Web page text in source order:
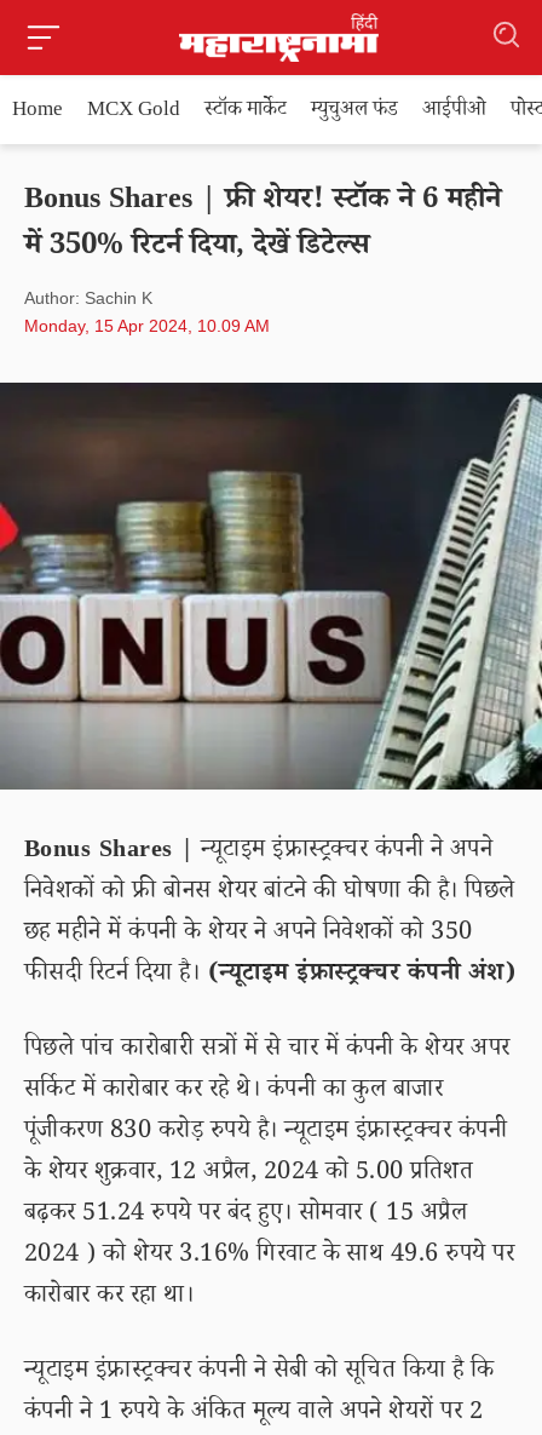
Home MCX Gold स्टॉक मार्केट म्युचुअल फंड आईपीओ
Bonus Shares | फ्री शेयर! स्टॉक ने 6 महीने
में 350% रिटर्न दिया, देखें डिटेल्स
Author: Sachin K
Monday, 15 Apr 2024, 10.09 AM
Bonus Shares | न्यूटाइम इंफ्रास्ट्रक्चर कंपनी ने अपने
निवेशकों को फ्री बोनस शेयर बांटने की घोषणा की है। पिछले
छह महीने में कंपनी के शेयर ने अपने निवेशकों को 350
फीसदी रिटर्न दिया है। (न्यूटाइम इंफ्रास्ट्रक्चर कंपनी अंश)
पिछले पांच कारोबारी सत्रों में से चार में कंपनी के शेयर अपर
सर्किट में कारोबार कर रहे थे। कंपनी का कुल बाजार
पूंजीकरण 830 करोड़ रुपये है। न्यूटाइम इंफ्रास्ट्रक्चर कंपनी
के शेयर शुक्रवार, 12 अप्रैल, 2024 को 5.00 प्रतिशत
बढ़कर 51.24 रुपये पर बंद हुए। सोमवार ( 15 अप्रैल
2024 ) को शेयर 3.16% गिरवाट के साथ 49.6 रुपये पर
कारोबार कर रहा था।
न्यूटाइम इंफ्रास्ट्रक्चर कंपनी ने सेबी को सूचित किया है कि
कंपनी ने 1 रुपये के अंकित मूल्य वाले अपने शेयरों पर 2